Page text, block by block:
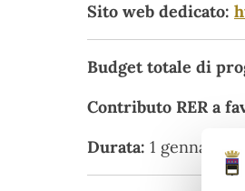
Sito web dedicato:
Budget totale di
Contributo RER a
Durata: 1 gennaio